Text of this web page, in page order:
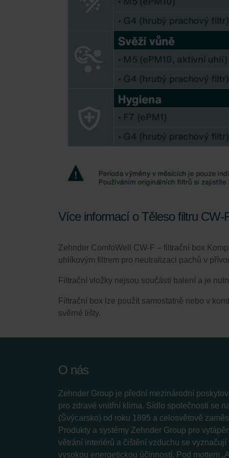
Zehnder Group Schweiz AG:
Zehnder Group UK Limited:
Více informací o Těleso filtru CW-
Zehnder ComfoWell CW-F – filtrační box
uhlíkovým filtrem pro neutralizaci pachů v
Filtrační vložky nejsou součástí balení a je
Filtrační box lze použít samostatně nebo v
svěrné lišty.
O nás
Zehnder Group je přední mezinárodní
pro zdravé vnitřní klima. Sídlo společnosti se
(Švýcarsko) od roku 1895 a celosvětově
Produkty a systémy Zehnder Group pro
větrání interiérů a čištění vzduchu se
vysokou energetickou účinností. Pod mottem